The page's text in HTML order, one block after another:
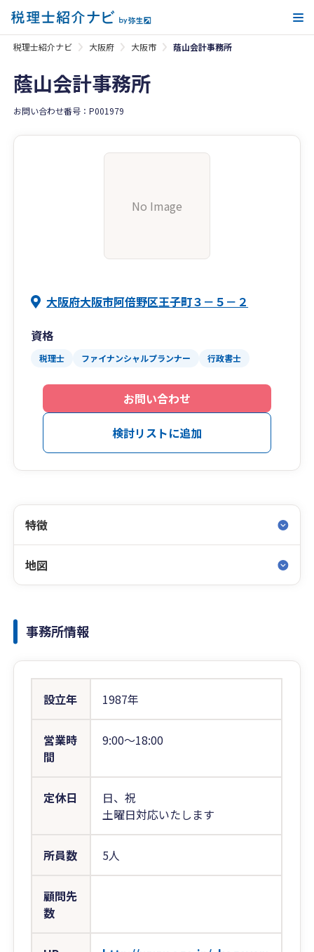
税理士紹介ナビ 大阪府 大阪市 蔭山会計事務所
蔭山会計事務所
お問い合わせ番号：P001979
No Image
大阪府大阪市阿倍野区王子町３－５－２
資格
税理士 ファイナンシャルプランナー 行政書士
お問い合わせ
検討リストに追加
特徴
地図
事務所情報
設立年 1987年
営業時
間
9:00〜18:00
定休日
日、祝
土曜日対応いたします
所員数 5人
顧問先
数